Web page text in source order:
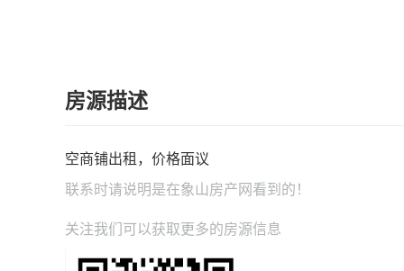
房源描述
空商铺出租，价格面议
联系时请说明是在象山房产网 看到的！
关注我们可以获取更多的房源信息